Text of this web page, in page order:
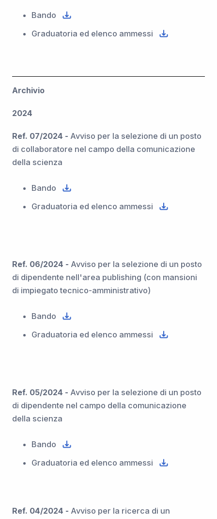
Bando
Graduatoria ed elenco ammessi
Archivio
2024
Ref. 07/2024 - Avviso per la selezione di un posto
di collaboratore nel campo della comunicazione
della scienza
Bando
Graduatoria ed elenco ammessi
Ref. 06/2024 - Avviso per la selezione di un posto
di dipendente nell'area publishing (con mansioni
di impiegato tecnico-amministrativo)
Bando
Graduatoria ed elenco ammessi
Ref. 05/2024 - Avviso per la selezione di un posto
di dipendente nel campo della comunicazione
della scienza
Bando
Graduatoria ed elenco ammessi
Ref. 04/2024 - Avviso per la ricerca di un